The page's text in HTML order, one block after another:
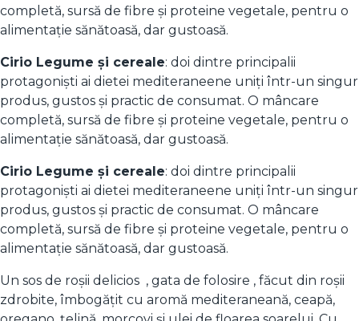
completă, sursă de fibre și proteine vegetale, pentru o
alimentație sănătoasă, dar gustoasă.
Cirio Legume și cereale: doi dintre principalii
protagoniști ai dietei mediteraneene uniți într-un singur
produs, gustos și practic de consumat. O mâncare
completă, sursă de fibre și proteine vegetale, pentru o
alimentație sănătoasă, dar gustoasă.
Cirio Legume și cereale: doi dintre principalii
protagoniști ai dietei mediteraneene uniți într-un singur
produs, gustos și practic de consumat. O mâncare
completă, sursă de fibre și proteine vegetale, pentru o
alimentație sănătoasă, dar gustoasă.
Un sos de roșii delicios , gata de folosire , făcut din roșii
zdrobite, îmbogățit cu aromă mediteraneană, ceapă,